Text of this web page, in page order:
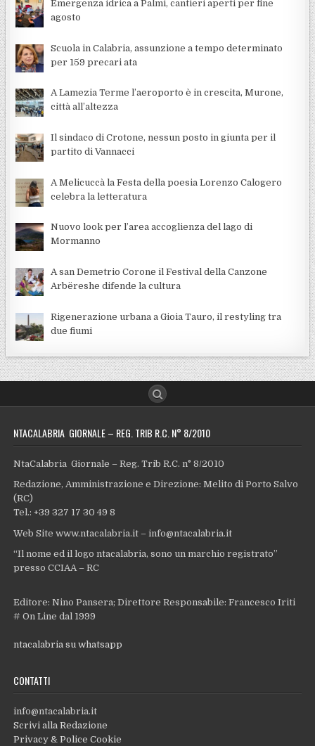
Emergenza idrica a Palmi, cantieri aperti per fine
agosto
Scuola in Calabria, assunzione a tempo determinato
per 159 precari ata
A Lamezia Terme l’aeroporto è in crescita, Murone,
città all’altezza
Il sindaco di Crotone, nessun posto in giunta per il
partito di Vannacci
A Melicuccà la Festa della poesia Lorenzo Calogero
celebra la letteratura
Nuovo look per l’area accoglienza del lago di
Mormanno
A san Demetrio Corone il Festival della Canzone
Arbëreshe difende la cultura
Rigenerazione urbana a Gioia Tauro, il restyling tra
due fiumi
NTACALABRIA GIORNALE – REG. TRIB R.C. N° 8/2010
NtaCalabria Giornale – Reg. Trib R.C. n° 8/2010
Redazione, Amministrazione e Direzione: Melito di Porto Salvo
(RC)
Tel.: +39 327 17 30 49 8
Web Site www.ntacalabria.it – info@ntacalabria.it
“Il nome ed il logo ntacalabria, sono un marchio registrato”
presso CCIAA – RC
Editore: Nino Pansera; Direttore Responsabile: Francesco Iriti
# On Line dal 1999
ntacalabria su whatsapp
CONTATTI
info@ntacalabria.it
Scrivi alla Redazione
Privacy & Police Cookie